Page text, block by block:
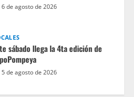
LOCALES
entre
Noticiasmdp
6 de agosto de 2026
sábado llega la 4ta edición de
5 de agosto de 2026